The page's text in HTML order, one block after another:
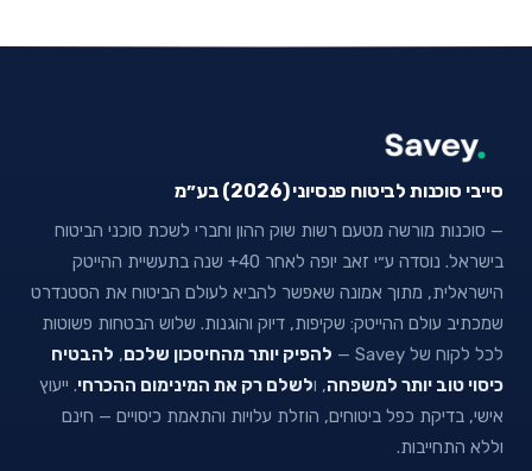
סייבי סוכנות לביטוח פנסיוני (2026) בע״מ
— סוכנות מורשה מטעם רשות שוק ההון וחברי לשכת סוכני הביטוח
בישראל. נוסדה ע״י זאב יופה לאחר 40+ שנה בתעשיית ההייטק
הישראלית, מתוך אמונה שאפשר להביא לעולם הביטוח את הסטנדרט
שמכתיב עולם ההייטק: שקיפות, דיוק והוגנות. שלוש הבטחות פשוטות
לכל לקוח של Savey —
להפיק יותר מהחיסכון שלכם, להבטיח
כיסוי טוב יותר למשפחה, ולשלם רק את המינימום ההכרחי. ייעוץ
אישי, בדיקת כפל ביטוחים, הוזלת עלויות והתאמת כיסויים — חינם
וללא התחייבות.